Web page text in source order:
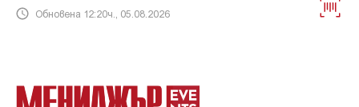
Обновена 12:20ч., 05.08.2026